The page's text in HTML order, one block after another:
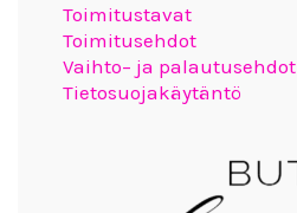
Toimitustavat
Toimitusehdot
Vaihto– ja palautusehdot
Tietosuojakäytäntö